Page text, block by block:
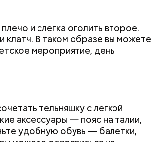
и слегка оголить второе.
клатч. В таком образе вы можете
мероприятие, день
тельняшку с легкой
аксессуары — пояс на талии,
удобную обувь — балетки,
в Иерусалим, Николай
путников молитвой успокоил
и
документы